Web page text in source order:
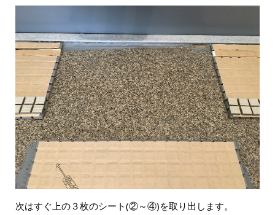
次はすぐ上の３枚のシート(②～④)を取り出します。